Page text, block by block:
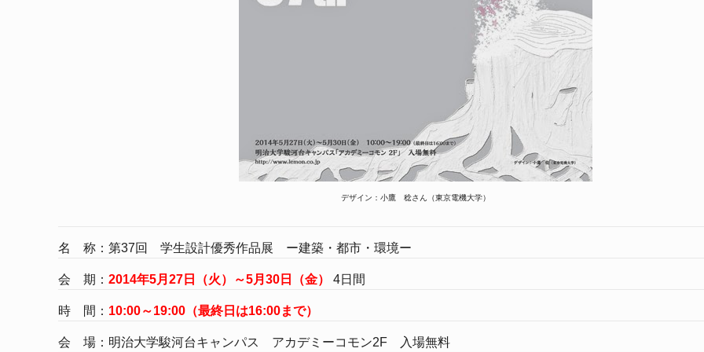
デザイン：小鷹 稔さん（東京電機大学）
名 称：第37回 学生設計優秀作品展 ー建築・都市・環境ー
会 期： 2014年5月27日（火）～5月30日（金） 4日間
時 間： 10:00～19:00（最終日は16:00まで）
会 場：明治大学駿河台キャンパス アカデミーコモン2F 入場無料